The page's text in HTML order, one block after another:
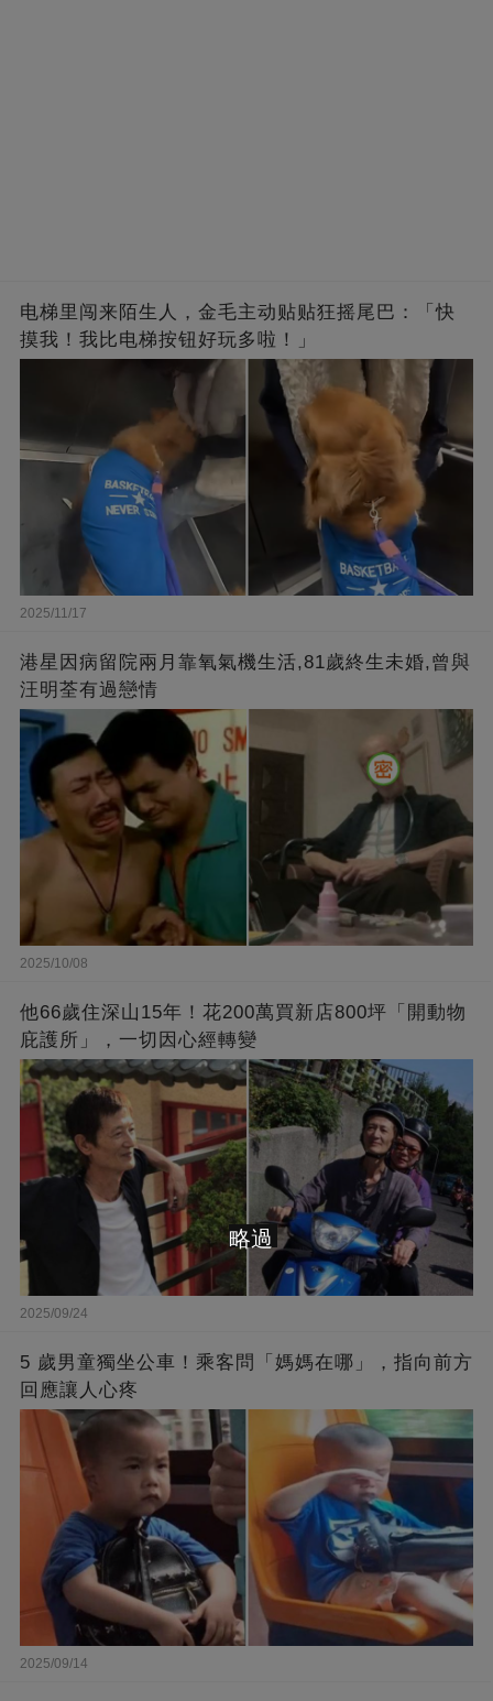
电梯里闯来陌生人，金毛主动贴贴狂摇尾巴：「快
摸我！我比电梯按钮好玩多啦！」
2025/11/17
港星因病留院兩月靠氧氣機生活,81歲終生未婚,曾與
汪明荃有過戀情
2025/10/08
他66歲住深山15年！花200萬買新店800坪「開動物
庇護所」，一切因心經轉變
2025/09/24
5 歲男童獨坐公車！乘客問「媽媽在哪」，指向前方
回應讓人心疼
2025/09/14
略過